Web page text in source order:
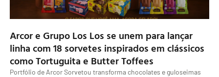
Arcor e Grupo Los Los se unem para lançar
linha com 18 sorvetes inspirados em clássicos
como Tortuguita e Butter Toffees
Portfólio de Arcor Sorvetou transforma chocolates e guloseimas